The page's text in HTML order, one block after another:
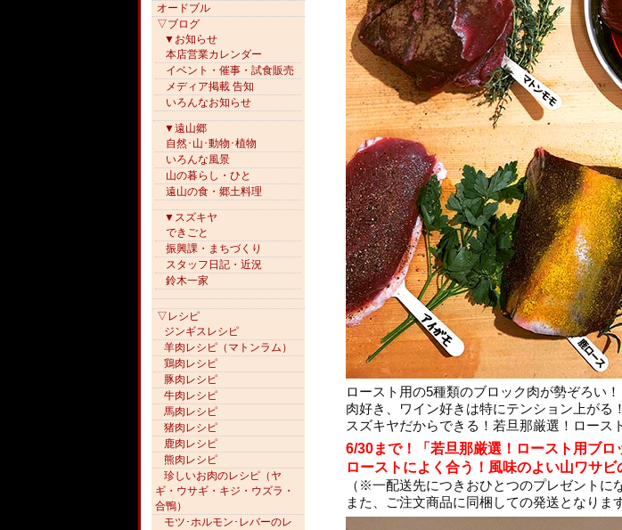
ロースト用の5種類のブロック肉が勢ぞろい！
肉好き、ワイン好きは特にテンション上がる！
スズキヤだからできる！若旦那厳選！ロース
6/30まで！「若旦那厳選！ロースト用ブロ
ローストによく合う！風味のよい山ワサ
（※一配送先につきおひとつのプレゼントに
また、ご注文商品に同梱しての発送となりま
オードブル
▽ブログ
▼お知らせ
本店営業カレンダー
イベント・催事・試食販売
メディア掲載 告知
いろんなお知らせ
▼遠山郷
自然･山･動物･植物
いろんな風景
山の暮らし・ひと
遠山の食・郷土料理
▼スズキヤ
できごと
振興課・まちづくり
スタッフ日記・近況
鈴木一家
▽レシピ
ジンギスレシピ
羊肉レシピ（マトンラム）
鶏肉レシピ
豚肉レシピ
牛肉レシピ
馬肉レシピ
猪肉レシピ
鹿肉レシピ
熊肉レシピ
珍しいお肉のレシピ（ヤ
ギ・ウサギ・キジ・ウズラ・
合鴨）
モツ･ホルモン･レバーのレ